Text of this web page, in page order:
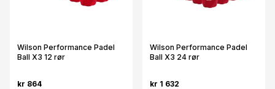
Wilson Performance Padel
Ball X3 12 rør
kr 864
Wilson Performance Padel
Ball X3 24 rør
kr 1 632